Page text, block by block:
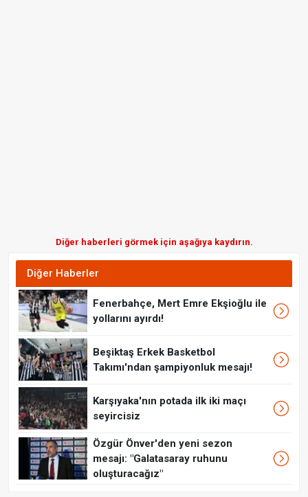
Diğer haberleri görmek için aşağıya kaydırın.
Diğer Haberler
Fenerbahçe, Mert Emre Ekşioğlu ile
yollarını ayırdı!
Beşiktaş Erkek Basketbol
Takımı'ndan şampiyonluk mesajı!
Karşıyaka'nın potada ilk iki maçı
seyircisiz
Özgür Önver'den yeni sezon
mesajı: "Galatasaray ruhunu
oluşturacağız"